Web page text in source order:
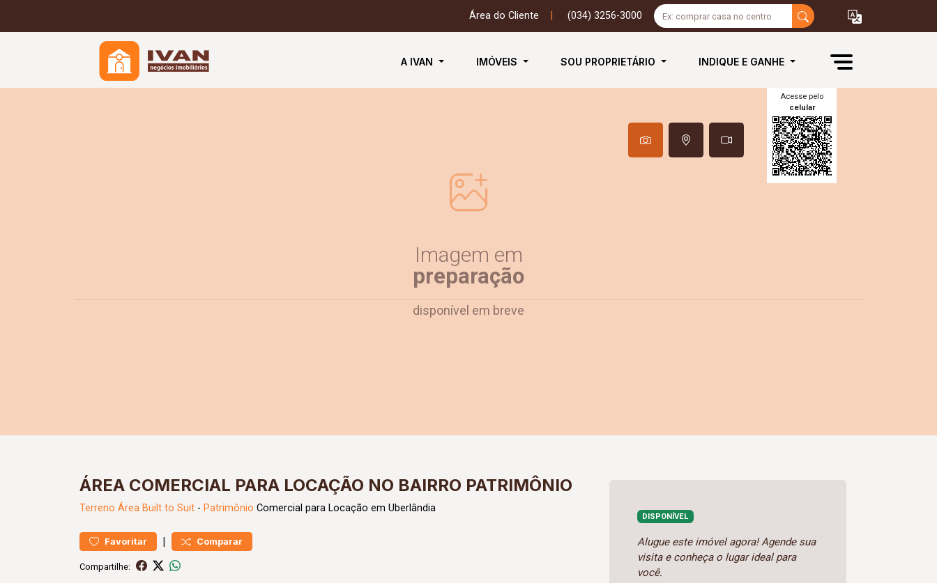
Área do Cliente (034) 3256-3000
A IVAN IMÓVEIS SOU PROPRIETÁRIO INDIQUE E GANHE
Imagem em
preparação
disponível em breve
Acesse pelo
celular
ÁREA COMERCIAL PARA LOCAÇÃO NO BAIRRO PATRIMÔNIO
Terreno Área Built to Suit - Patrimônio Comercial para Locação em Uberlândia
Favoritar | Comparar
Compartilhe:
DISPONÍVEL
Alugue este imóvel agora! Agende sua
visita e conheça o lugar ideal para
você.